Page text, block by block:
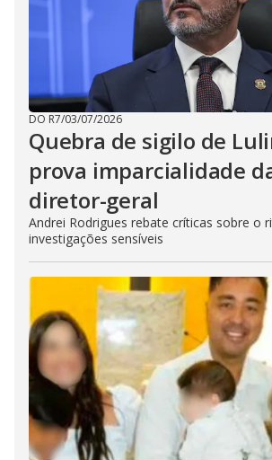
DO R7/03/07/2026
Quebra de sigilo de
prova imparcialidade
diretor-geral
Andrei Rodrigues rebate críticas sobre o
investigações sensíveis